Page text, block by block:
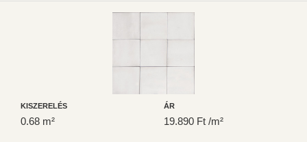
KISZERELÉS
0.68 m²
ÁR
19.890 Ft /m²